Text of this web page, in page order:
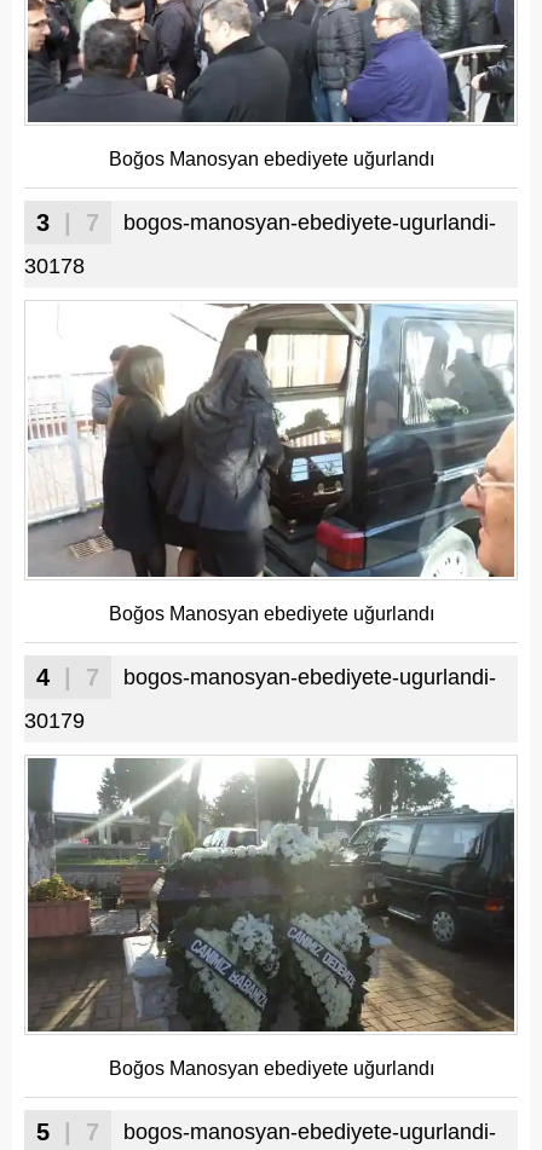
Boğos Manosyan ebediyete uğurlandı
3 | 7
bogos-manosyan-ebediyete-ugurlandi-
30178
Boğos Manosyan ebediyete uğurlandı
4 | 7
bogos-manosyan-ebediyete-ugurlandi-
30179
Boğos Manosyan ebediyete uğurlandı
5 | 7
bogos-manosyan-ebediyete-ugurlandi-